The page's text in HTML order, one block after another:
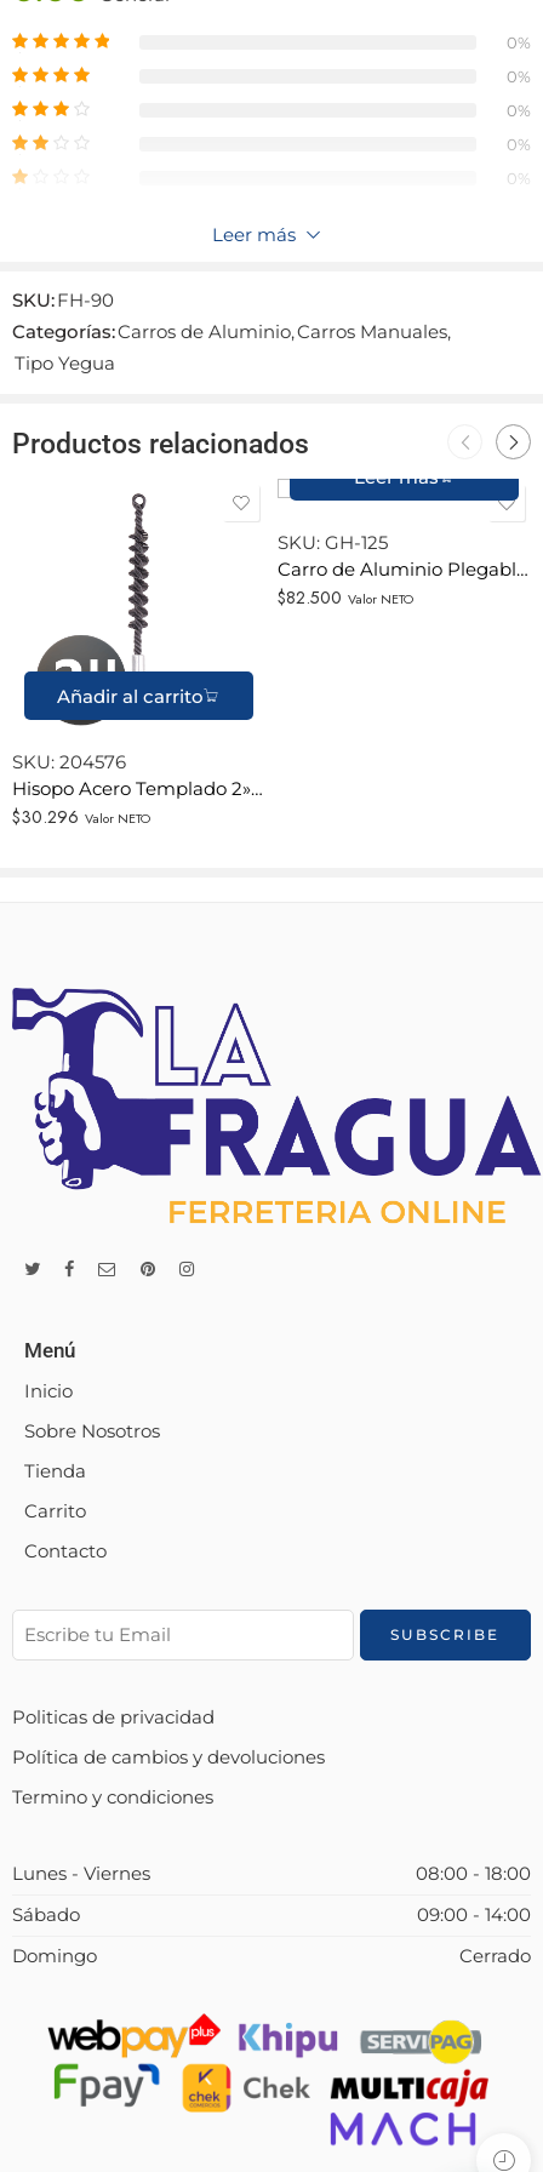
Capacidad de Carga
Medidas
Alto
Ancho
54 cm
Garantía
0%
0%
0%
0%
0%
Leer más
SKU:FH-90
Categorías:Carros de Aluminio,Carros Manuales,
Tipo Yegua
Productos relacionados
Añadir al carrito
SKU: 204576
Hisopo Acero Templado 2» (51mm) – Calibre 0,35 – Acople Hilo Universal 1/2» – Hela
$30.296 Valor NETO
Leer más
SKU: GH-125
Carro de Aluminio Plegable 125 KG.
$82.500 Valor NETO
Menú
Inicio
Sobre Nosotros
Tienda
Carrito
Contacto
Politicas de privacidad
Política de cambios y devoluciones
Termino y condiciones
Lunes - Viernes
08:00 - 18:00
Sábado
09:00 - 14:00
Domingo
Cerrado